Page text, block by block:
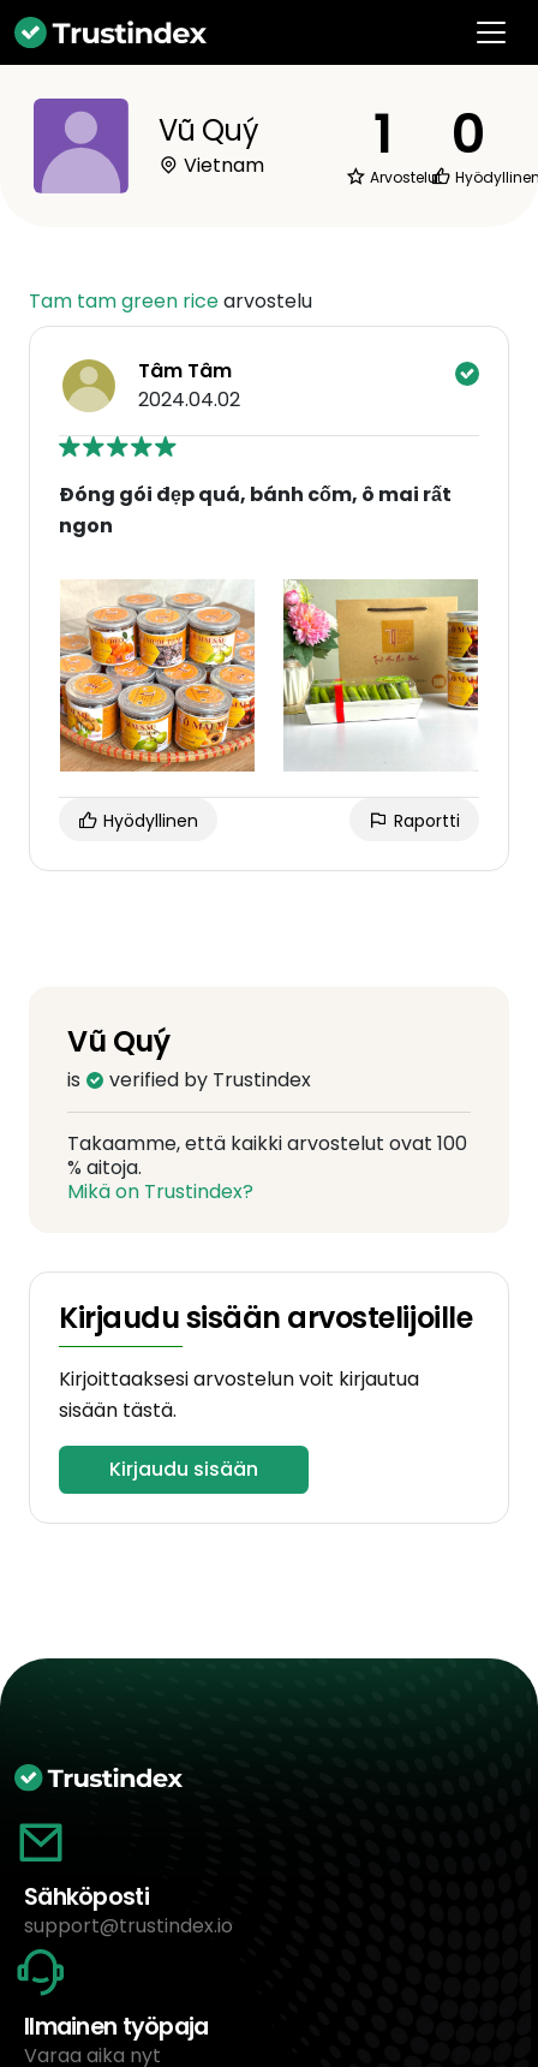
Vũ Quý
Vietnam 1
Arvostelut
0
Tam tam green ricearvostelu
Tâm Tâm
2024.04.02
Đóng gói đẹp quá, bánh cốm, ô mai rất
ngon
Hyödyllinen Raportti
Vũ Quý
is verified by Trustindex
Takaamme, että kaikki arvostelut ovat 100
% aitoja.
Mikä on Trustindex?
Kirjaudu sisään arvostelijoille
Kirjoittaaksesi arvostelun voit kirjautua
sisään tästä.
Kirjaudu sisään
Sähköposti
support@trustindex.io
Ilmainen työpaja
Varaa aika nyt